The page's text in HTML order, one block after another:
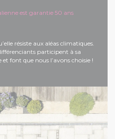
est garantie 50 ans
résiste aux aléas climatiques.
participent à sa
font que nous l’avons choisie !